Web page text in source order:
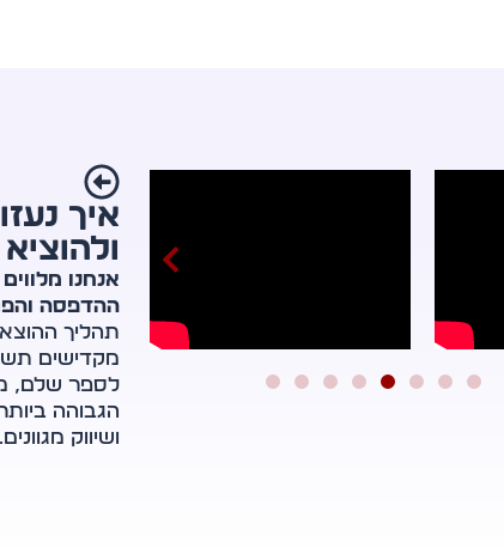
איך
אנחנו
ההדפסה
תהליך
מקדישים
לספר שלם,
הגבוהה
ושיווק מגוונים.